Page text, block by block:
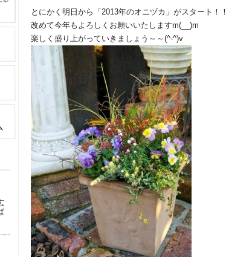
とにかく明日から「2013年のオニヅカ」がスタート！！
改めて今年もよろしくお願いいたしますm(__)m
楽しく盛り上がっていきましょう～～(^-^)v